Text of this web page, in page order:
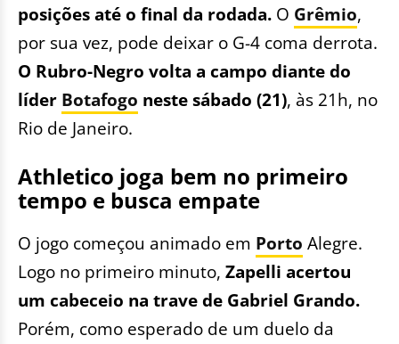
posições até o final da rodada. O Grêmio,
por sua vez, pode deixar o G-4 coma derrota.
O Rubro-Negro volta a campo diante do
líder Botafogo neste sábado (21), às 21h, no
Rio de Janeiro.
Athletico joga bem no primeiro
tempo e busca empate
O jogo começou animado em Porto Alegre.
Logo no primeiro minuto, Zapelli acertou
um cabeceio na trave de Gabriel Grando.
Porém, como esperado de um duelo da